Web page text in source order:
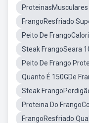
ProteinasMusculares
FrangoResfriado
Peito De
Steak FrangoSeara
Peito De Frango
Quanto É 150GDe
Steak
Proteina Do
FrangoResfriado